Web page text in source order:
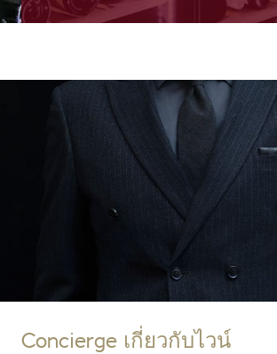
Concierge เกี่ยวกับไวน์